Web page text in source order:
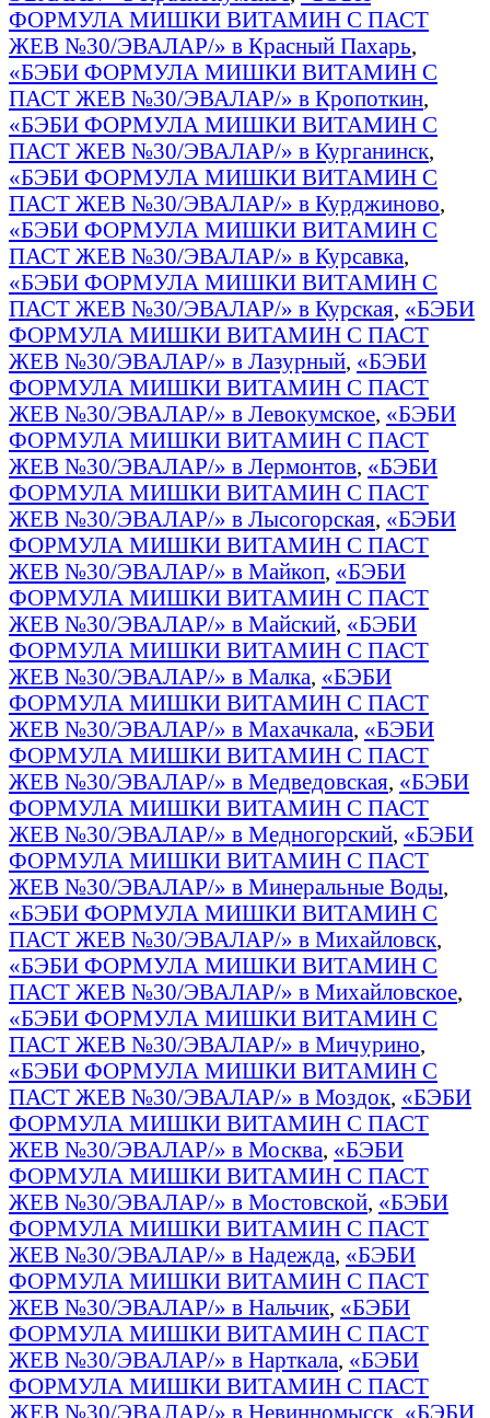
ФОРМУЛА МИШКИ ВИТАМИН С ПАСТ
ЖЕВ №30/ЭВАЛАР/» в Красный Пахарь,
«БЭБИ ФОРМУЛА МИШКИ ВИТАМИН С
ПАСТ ЖЕВ №30/ЭВАЛАР/» в Кропоткин,
«БЭБИ ФОРМУЛА МИШКИ ВИТАМИН С
ПАСТ ЖЕВ №30/ЭВАЛАР/» в Курганинск,
«БЭБИ ФОРМУЛА МИШКИ ВИТАМИН С
ПАСТ ЖЕВ №30/ЭВАЛАР/» в Курджиново,
«БЭБИ ФОРМУЛА МИШКИ ВИТАМИН С
ПАСТ ЖЕВ №30/ЭВАЛАР/» в Курсавка,
«БЭБИ ФОРМУЛА МИШКИ ВИТАМИН С
ПАСТ ЖЕВ №30/ЭВАЛАР/» в Курская, «БЭБИ
ФОРМУЛА МИШКИ ВИТАМИН С ПАСТ
ЖЕВ №30/ЭВАЛАР/» в Лазурный, «БЭБИ
ФОРМУЛА МИШКИ ВИТАМИН С ПАСТ
ЖЕВ №30/ЭВАЛАР/» в Левокумское, «БЭБИ
ФОРМУЛА МИШКИ ВИТАМИН С ПАСТ
ЖЕВ №30/ЭВАЛАР/» в Лермонтов, «БЭБИ
ФОРМУЛА МИШКИ ВИТАМИН С ПАСТ
ЖЕВ №30/ЭВАЛАР/» в Лысогорская, «БЭБИ
ФОРМУЛА МИШКИ ВИТАМИН С ПАСТ
ЖЕВ №30/ЭВАЛАР/» в Майкоп, «БЭБИ
ФОРМУЛА МИШКИ ВИТАМИН С ПАСТ
ЖЕВ №30/ЭВАЛАР/» в Майский, «БЭБИ
ФОРМУЛА МИШКИ ВИТАМИН С ПАСТ
ЖЕВ №30/ЭВАЛАР/» в Малка, «БЭБИ
ФОРМУЛА МИШКИ ВИТАМИН С ПАСТ
ЖЕВ №30/ЭВАЛАР/» в Махачкала, «БЭБИ
ФОРМУЛА МИШКИ ВИТАМИН С ПАСТ
ЖЕВ №30/ЭВАЛАР/» в Медведовская, «БЭБИ
ФОРМУЛА МИШКИ ВИТАМИН С ПАСТ
ЖЕВ №30/ЭВАЛАР/» в Медногорский, «БЭБИ
ФОРМУЛА МИШКИ ВИТАМИН С ПАСТ
ЖЕВ №30/ЭВАЛАР/» в Минеральные Воды,
«БЭБИ ФОРМУЛА МИШКИ ВИТАМИН С
ПАСТ ЖЕВ №30/ЭВАЛАР/» в Михайловск,
«БЭБИ ФОРМУЛА МИШКИ ВИТАМИН С
ПАСТ ЖЕВ №30/ЭВАЛАР/» в Михайловское,
«БЭБИ ФОРМУЛА МИШКИ ВИТАМИН С
ПАСТ ЖЕВ №30/ЭВАЛАР/» в Мичурино,
«БЭБИ ФОРМУЛА МИШКИ ВИТАМИН С
ПАСТ ЖЕВ №30/ЭВАЛАР/» в Моздок, «БЭБИ
ФОРМУЛА МИШКИ ВИТАМИН С ПАСТ
ЖЕВ №30/ЭВАЛАР/» в Москва, «БЭБИ
ФОРМУЛА МИШКИ ВИТАМИН С ПАСТ
ЖЕВ №30/ЭВАЛАР/» в Мостовской, «БЭБИ
ФОРМУЛА МИШКИ ВИТАМИН С ПАСТ
ЖЕВ №30/ЭВАЛАР/» в Надежда, «БЭБИ
ФОРМУЛА МИШКИ ВИТАМИН С ПАСТ
ЖЕВ №30/ЭВАЛАР/» в Нальчик, «БЭБИ
ФОРМУЛА МИШКИ ВИТАМИН С ПАСТ
ЖЕВ №30/ЭВАЛАР/» в Нарткала, «БЭБИ
ФОРМУЛА МИШКИ ВИТАМИН С ПАСТ
ЖЕВ №30/ЭВАЛАР/» в Невинномысск «БЭБИ